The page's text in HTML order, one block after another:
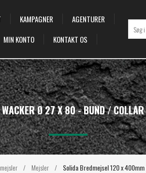
KAMPAGNER
AGENTURER
MIN KONTO KONTAKT OS
/ Mejsler / Solida Bredmejsel 120 x
Ø 27 X 80 - BUND /